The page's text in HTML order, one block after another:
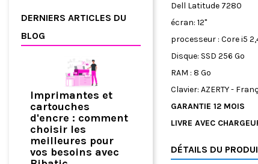
DERNIERS ARTICLES DU
BLOG
Comment
Optimiser Votre
Bureau à Domicile
avec du Matériel
Informatique de
Qualité
Dell Latitude 7280
écran: 12"
processeur : Core i5
Disque: SSD 256 Go
RAM : 8 Go
Clavier: AZERTY -
GARANTIE 12 MOIS
LIVRE AVEC
DÉTAILS DU